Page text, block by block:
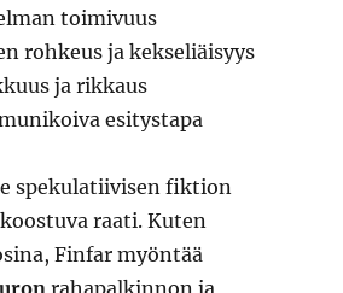
toimivuus
rohkeus ja kekseliäisyys
ja rikkaus
esitystapa
spekulatiivisen fiktion
raati. Kuten
Finfar myöntää
rahapalkinnon ja